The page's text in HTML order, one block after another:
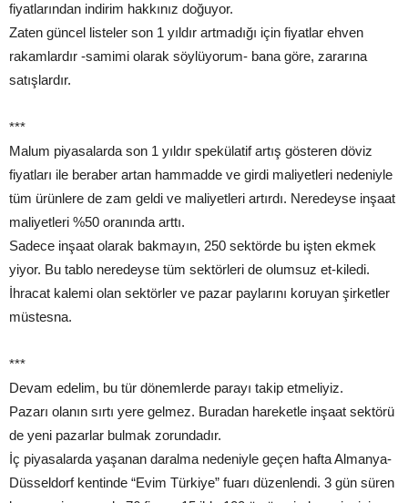
fiyatlarından indirim hakkınız doğuyor.
Zaten güncel listeler son 1 yıldır artmadığı için fiyatlar ehven
rakamlardır -samimi olarak söylüyorum- bana göre, zararına
satışlardır.
***
Malum piyasalarda son 1 yıldır spekülatif artış gösteren döviz
fiyatları ile beraber artan hammadde ve girdi maliyetleri nedeniyle
tüm ürünlere de zam geldi ve maliyetleri artırdı. Neredeyse inşaat
maliyetleri %50 oranında arttı.
Sadece inşaat olarak bakmayın, 250 sektörde bu işten ekmek
yiyor. Bu tablo neredeyse tüm sektörleri de olumsuz et-kiledi.
İhracat kalemi olan sektörler ve pazar paylarını koruyan şirketler
müstesna.
***
Devam edelim, bu tür dönemlerde parayı takip etmeliyiz.
Pazarı olanın sırtı yere gelmez. Buradan hareketle inşaat sektörü
de yeni pazarlar bulmak zorundadır.
İç piyasalarda yaşanan daralma nedeniyle geçen hafta Almanya-
Düsseldorf kentinde “Evim Türkiye” fuarı düzenlendi. 3 gün süren